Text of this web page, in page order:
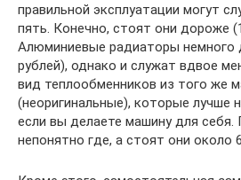
правильной эксплуатации могут
пять. Конечно, стоят они дороже
Алюминиевые радиаторы немного
рублей), однако и служат вдвое
вид теплообменников из того же
(неоригинальные), которые лучше
если вы делаете машину для себя.
непонятно где, а стоят они около